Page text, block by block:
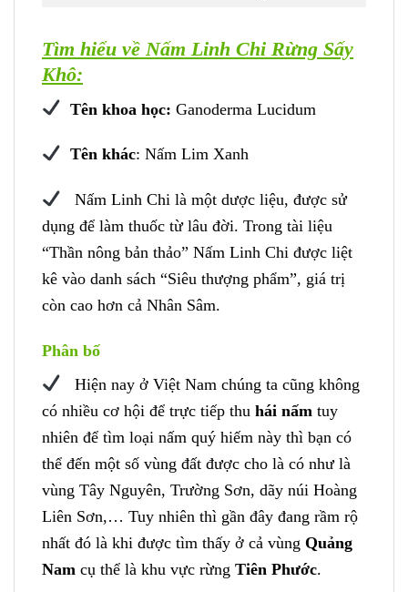
Tìm hiểu về Nấm Linh Chi Rừng Sấy
Khô:
Tên khoa học: Ganoderma Lucidum
Tên khác: Nấm Lim Xanh
Nấm Linh Chi là một dược liệu, được sử
dụng để làm thuốc từ lâu đời. Trong tài liệu
“Thần nông bản thảo” Nấm Linh Chi được liệt
kê vào danh sách “Siêu thượng phẩm”, giá trị
còn cao hơn cả Nhân Sâm.
Phân bố
Hiện nay ở Việt Nam chúng ta cũng không
có nhiều cơ hội để trực tiếp thu hái nấm tuy
nhiên để tìm loại nấm quý hiếm này thì bạn có
thể đến một số vùng đất được cho là có như là
vùng Tây Nguyên, Trường Sơn, dãy núi Hoàng
Liên Sơn,… Tuy nhiên thì gần đây đang rầm rộ
nhất đó là khi được tìm thấy ở cả vùng Quảng
Nam cụ thể là khu vực rừng Tiên Phước.